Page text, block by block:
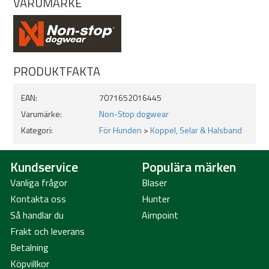
Starkt yttre skikt av polyester
Vridbar karbinhake
Twist-lock karbin
PRODUKTFAKTA
EAN:
7071652016445
Varumärke:
Non-Stop dogwear
Kategori:
För Hunden >Koppel, Selar & Halsband
Kundservice
Vanliga frågor
Kontakta oss
Så handlar du
Frakt och leverans
Betalning
Köpvillkor
Populära märken
Blaser
Hunter
Aimpoint